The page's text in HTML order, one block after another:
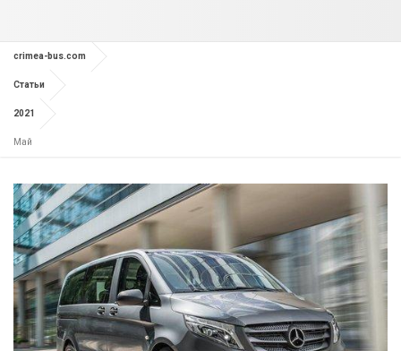
crimea-bus.com
Статьи
2021
Май